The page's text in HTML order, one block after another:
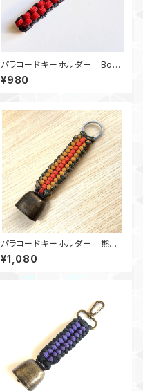
パラコードキーホルダー Box_
ウッドビーズ_M6_ 赤ネイビー
¥980
パラコードキーホルダー 熊鈴_
SC_オレンジカーキカモ180
¥1,080